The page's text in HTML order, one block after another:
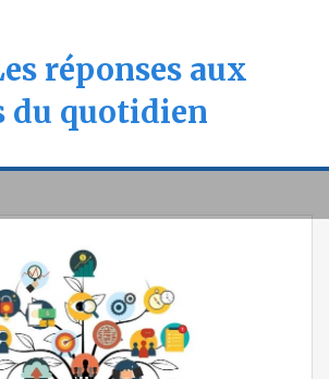
réponses aux
du quotidien